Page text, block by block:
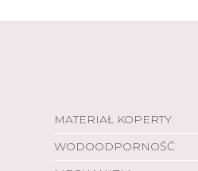
MATERIAŁ KOPERTY
WODOODPORNOŚĆ